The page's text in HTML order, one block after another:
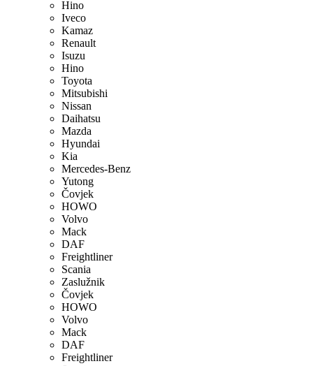
Hino
Iveco
Kamaz
Renault
Isuzu
Hino
Toyota
Mitsubishi
Nissan
Daihatsu
Mazda
Hyundai
Kia
Mercedes-Benz
Yutong
Čovjek
HOWO
Volvo
Mack
DAF
Freightliner
Scania
Zaslužnik
Čovjek
HOWO
Volvo
Mack
DAF
Freightliner